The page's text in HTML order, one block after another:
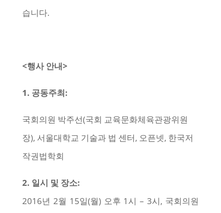
습니다.
<행사 안내>
1. 공동주최:
국회의원 박주선(국회 교육문화체육관광위원
장), 서울대학교 기술과 법 센터, 오픈넷, 한국저
작권법학회
2. 일시 및 장소:
2016년 2월 15일(월) 오후 1시 – 3시, 국회의원